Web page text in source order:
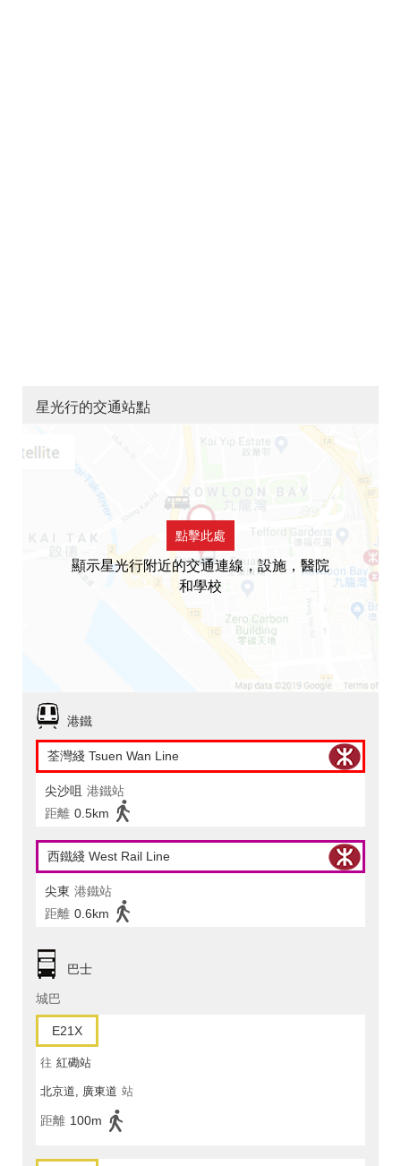
星光行的交通站點
點擊此處
顯示星光行附近的交通連線，設施，醫院
和學校
港鐵
荃灣綫 Tsuen Wan Line
尖沙咀 港鐵站
距離 0.5km
西鐵綫 West Rail Line
尖東 港鐵站
距離 0.6km
巴士
城巴
E21X
往 紅磡站
北京道, 廣東道 站
距離 100m